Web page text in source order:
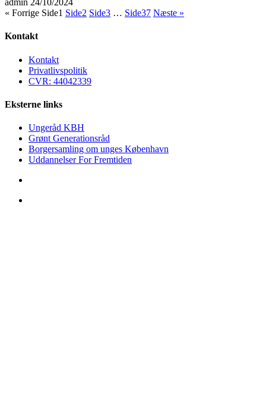
admin 24/10/2024
« Forrige Side1 Side2 Side3 … Side37 Næste »
Kontakt
Kontakt
Privatlivspolitik
CVR: 44042339
Eksterne links
Ungeråd KBH
Grønt Generationsråd
Borgersamling om unges København
Uddannelser For Fremtiden